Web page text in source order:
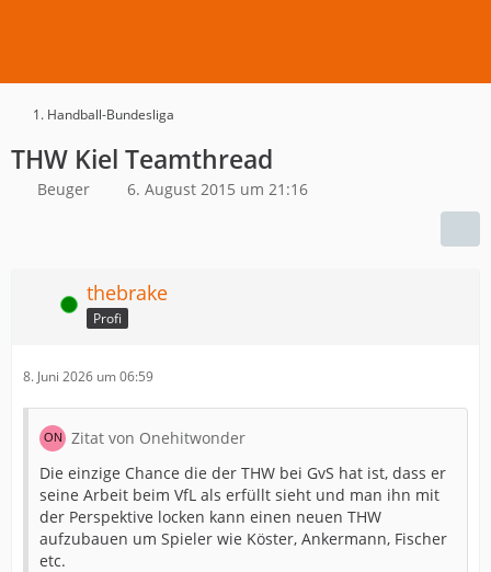
1. Handball-Bundesliga
THW Kiel Teamthread
Beuger 6. August 2015 um 21:16
Online thebrake
Profi
8. Juni 2026 um 06:59
Zitat von Onehitwonder
Die einzige Chance die der THW bei GvS hat ist, dass er
seine Arbeit beim VfL als erfüllt sieht und man ihn mit
der Perspektive locken kann einen neuen THW
aufzubauen um Spieler wie Köster, Ankermann, Fischer
etc.